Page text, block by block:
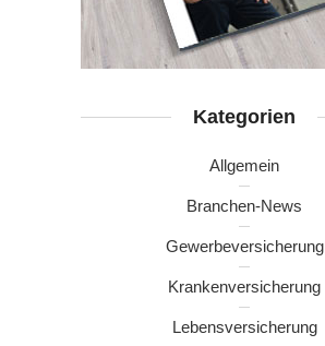
Kategorien
Allgemein
Branchen-News
Gewerbeversicherung
Krankenversicherung
Lebensversicherung